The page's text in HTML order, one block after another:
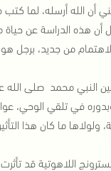
أن الله أرسله، لما
أن هذه الدراسة عن
من جديد، برجل
النبي محمد صلى الله
في تلقي الوحي،
ما كان هذا
اللاهوتية قد